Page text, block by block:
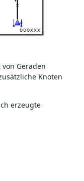
Geraden
Knoten
erzeugte